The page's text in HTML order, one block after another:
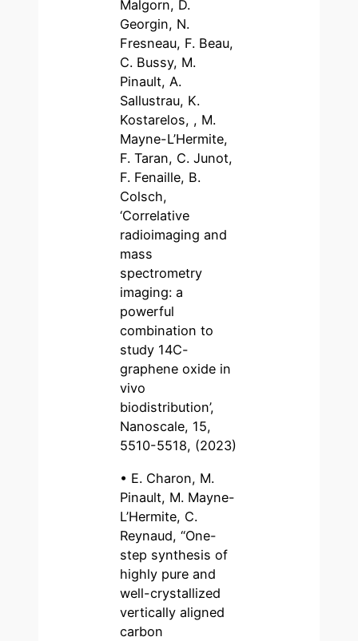
Malgorn, D.
Georgin, N.
Fresneau, F. Beau,
C. Bussy, M.
Pinault, A.
Sallustrau, K.
Kostarelos, , M.
Mayne-L’Hermite,
F. Taran, C. Junot,
F. Fenaille, B.
Colsch,
‘Correlative
radioimaging and
mass
spectrometry
imaging: a
powerful
combination to
study 14C-
graphene oxide in
vivo
biodistribution’,
Nanoscale, 15,
5510-5518, (2023)
• E. Charon, M.
Pinault, M. Mayne-
L’Hermite, C.
Reynaud, “One-
step synthesis of
highly pure and
well-crystallized
vertically aligned
carbon